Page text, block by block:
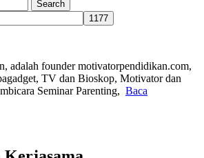
adalah founder motivatorpendidikan.com,
TV dan Bioskop, Motivator dan
Seminar Parenting, Baca